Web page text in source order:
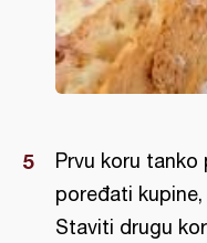
Prvu koru
poređati
Staviti drugu